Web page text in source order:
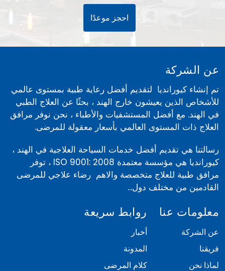
احجز موعدًا
عن الشركة
تم إنشاء كيورانديا لتقديم أفضل رعاية طبية بمستوى عالمي
للأشخاص الذين يعيشون خارج الهند ، بحثًا عن العلاج الطبي
في الهند. مع أفضل المستشفيات والأطباء ، نحن نوفر مرافق
العلاج ذات المستوى العالمي بأسعار معقولة للمرضى.
رسالتنا هي تقديم أفضل خدمات السياحة العلاجية في الهند ،
كيورانديا هي مؤسسة معتمدة ISO 9001: 2008 ، توفر
مرافق طبية للعلاج متخصصة والاهم رضاء علاجي للمرضى
القادمين من مختلف دول...
معلومات عنا
عن الشركة
فريقنا
لماذا نحن
روابط سريعة
أخبار
المدونة
كلام المرضى